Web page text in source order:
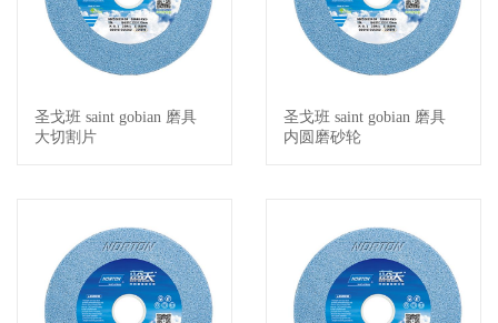
查看详情
圣戈班 saint gobian 磨具
大切割片
查看详情
圣戈班 saint gobian 磨具
内圆磨砂轮